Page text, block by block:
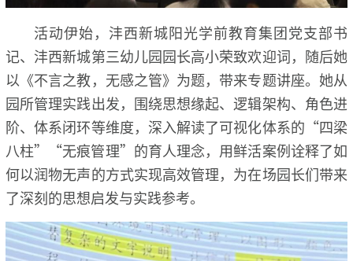
活动伊始，沣西新城阳光学前教育集团党支部书
记、沣西新城第三幼儿园园长高小荣致欢迎词，随后她
以《不言之教，无感之管》为题，带来专题讲座。她从
园所管理实践出发，围绕思想缘起、逻辑架构、角色进
阶、体系闭环等维度，深入解读了可视化体系的“四梁
八柱”“无痕管理”的育人理念，用鲜活案例诠释了如
何以润物无声的方式实现高效管理，为在场园长们带来
了深刻的思想启发与实践参考。